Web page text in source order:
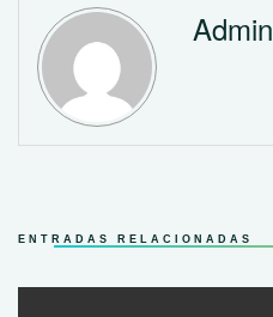
Admin
ENTRADAS RELACIONADAS